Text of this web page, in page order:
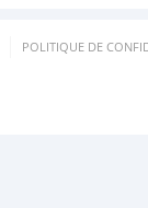
POLITIQUE DE